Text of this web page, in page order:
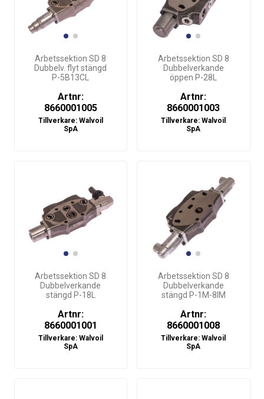
Arbetssektion SD 8
Dubbelv. flyt stängd
P-5B13CL
Artnr:
8660001005
Tillverkare: Walvoil
SpA
Arbetssektion SD 8
Dubbelverkande
öppen P-28L
Artnr:
8660001003
Tillverkare:Walvoil
SpA
Arbetssektion SD 8
Dubbelverkande
stängd P-18L
Artnr:
8660001001
Tillverkare: Walvoil
SpA
Arbetssektion SD 8
Dubbelverkande
stängd P-1M-8IM
Artnr:
8660001008
Tillverkare:Walvoil
SpA